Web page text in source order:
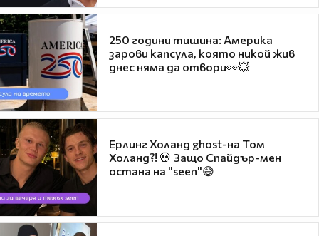
250 години тишина: Америка
зарови капсула, която никой жив
днес няма да отвори👀💥
Ерлинг Холанд ghost-на Том
Холанд?! 💀 Защо Спайдър-мен
остана на "seen"😅